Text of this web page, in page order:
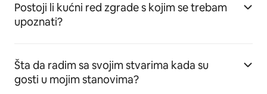
Postoji li kućni red zgrade s kojim se trebam
upoznati?
Šta da radim sa svojim stvarima kada su
gosti u mojim stanovima?